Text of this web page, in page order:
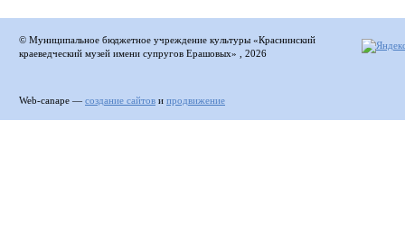
© Муниципальное бюджетное учреждение культуры «Краснинский
краеведческий музей имени супругов Ерашовых» , 2026
Web-canape — создание сайтов и продвижение